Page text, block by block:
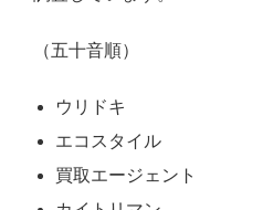
（五十音順）
ウリドキ
エコスタイル
買取エージェント